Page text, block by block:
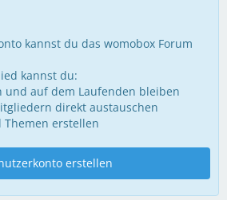
kannst du das womobox Forum
kannst du:
und auf dem Laufenden bleiben
direkt austauschen
Themen erstellen
erstellen